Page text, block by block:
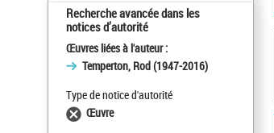
Recherche avancée dans les
notices d’autorité
Œuvres liées à l'auteur :
Temperton, Rod (1947-2016)
Type de notice d'autorité
Œuvre